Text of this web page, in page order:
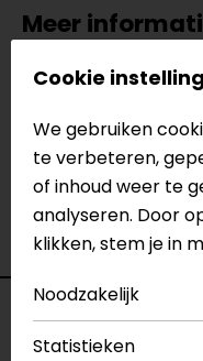
Meer
Neem dancontact
Eindhoven, Vianen
het product
Bekijk onze andere
Specificaties
Cookie
We gebruiken
te verbeteren,
of inhoud weer te
analyseren. Door
klikken, stem je in
Noodzakelijk
Statistieken